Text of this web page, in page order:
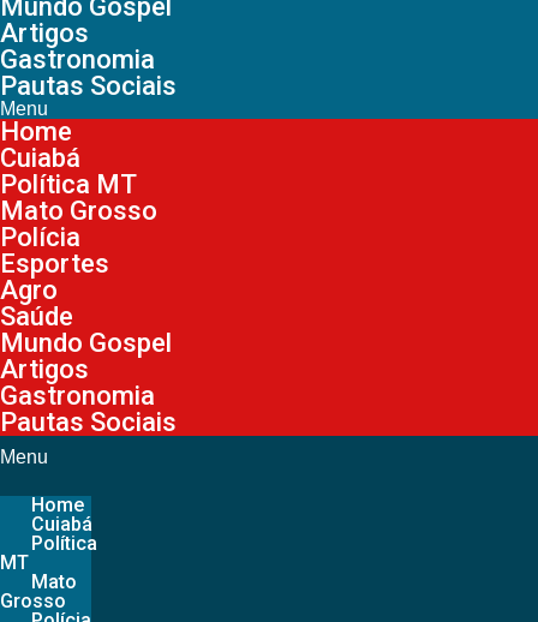
Mundo Gospel
Artigos
Gastronomia
Pautas Sociais
Menu
Home
Cuiabá
Política MT
Mato Grosso
Polícia
Esportes
Agro
Saúde
Mundo Gospel
Artigos
Gastronomia
Pautas Sociais
Menu
Home
Cuiabá
Política
MT
Mato
Grosso